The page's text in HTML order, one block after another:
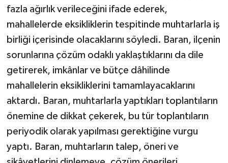
fazla ağırlık verileceğini ifade ederek,
mahallelerde eksikliklerin tespitinde muhtarlarla iş
birliği içerisinde olacaklarını söyledi. Baran, ilçenin
sorunlarına çözüm odaklı yaklaştıklarını da dile
getirerek, imkânlar ve bütçe dâhilinde
mahallelerin eksikliklerini tamamlayacaklarını
aktardı. Baran, muhtarlarla yaptıkları toplantıların
önemine de dikkat çekerek, bu tür toplantıların
periyodik olarak yapılması gerektiğine vurgu
yaptı. Baran, muhtarların talep, öneri ve